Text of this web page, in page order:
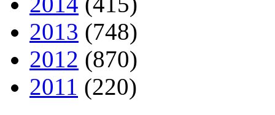
2013 (748)
2012 (870)
2011 (220)